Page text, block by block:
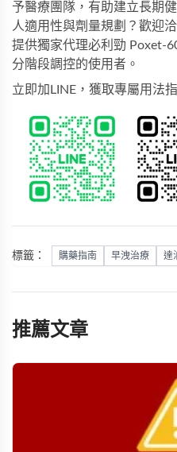
予醫療團隊，有助建立長期
人適用性與劑量規劃？歡迎
提供獨家代理必利勁 Poxet-
分階段調控的使用者。
立即加LINE，獲取專屬用法
標籤： 購藥指南 早洩治療 達
推薦文章